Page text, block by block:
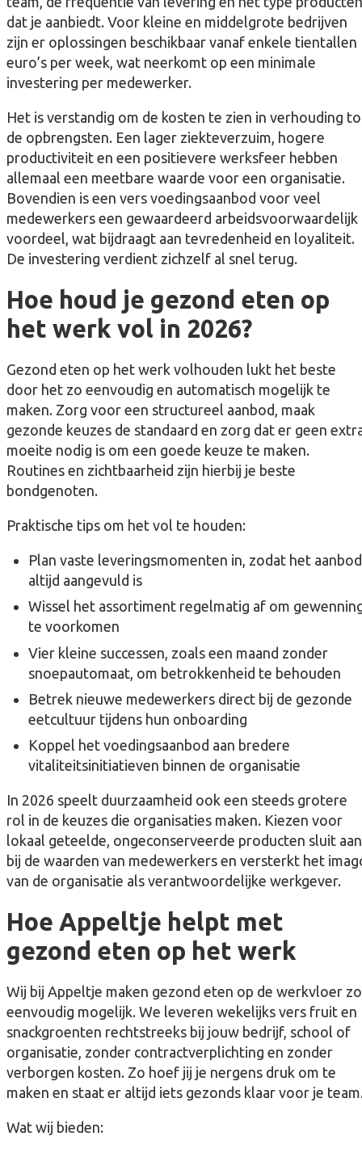
dat je aanbiedt. Voor kleine en middelgrote bedrijven
zijn er oplossingen beschikbaar vanaf enkele tientallen
euro’s per week, wat neerkomt op een minimale
investering per medewerker.
Het is verstandig om de kosten te zien in verhouding
de opbrengsten. Een lager ziekteverzuim, hogere
productiviteit en een positievere werksfeer hebben
allemaal een meetbare waarde voor een organisatie.
Bovendien is een vers voedingsaanbod voor veel
medewerkers een gewaardeerd arbeidsvoorwaardelijk
voordeel, wat bijdraagt aan tevredenheid en loyaliteit.
De investering verdient zichzelf al snel terug.
Hoe houd je gezond eten op
het werk vol in 2026?
Gezond eten op het werk volhouden lukt het beste
door het zo eenvoudig en automatisch mogelijk te
maken. Zorg voor een structureel aanbod, maak
gezonde keuzes de standaard en zorg dat er geen
moeite nodig is om een goede keuze te maken.
Routines en zichtbaarheid zijn hierbij je beste
bondgenoten.
Praktische tips om het vol te houden:
Plan vaste leveringsmomenten in, zodat het aanbod
altijd aangevuld is
Wissel het assortiment regelmatig af om
te voorkomen
Vier kleine successen, zoals een maand zonder
snoepautomaat, om betrokkenheid te behouden
Betrek nieuwe medewerkers direct bij de gezonde
eetcultuur tijdens hun onboarding
Koppel het voedingsaanbod aan bredere
vitaliteitsinitiatieven binnen de organisatie
In 2026 speelt duurzaamheid ook een steeds grotere
rol in de keuzes die organisaties maken. Kiezen voor
lokaal geteelde, ongeconserveerde producten sluit aan
bij de waarden van medewerkers en versterkt het
van de organisatie als verantwoordelijke werkgever.
Hoe Appeltje helpt met
gezond eten op het werk
Wij bij Appeltje maken gezond eten op de werkvloer zo
eenvoudig mogelijk. We leveren wekelijks vers fruit en
snackgroenten rechtstreeks bij jouw bedrijf, school of
organisatie, zonder contractverplichting en zonder
verborgen kosten. Zo hoef jij je nergens druk om te
maken en staat er altijd iets gezonds klaar voor je
Wat wij bieden: